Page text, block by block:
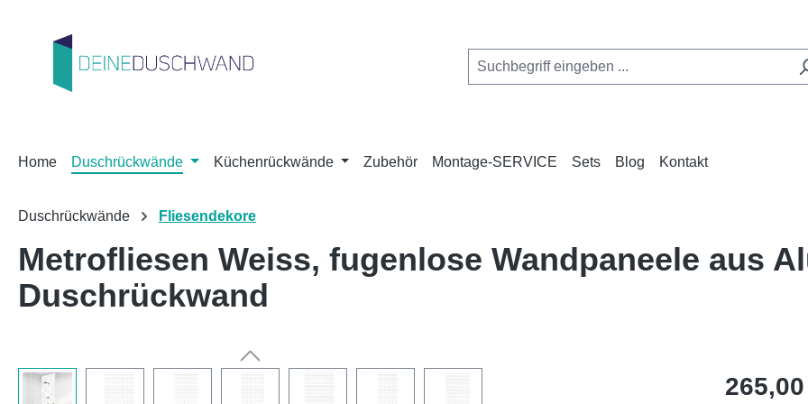
Home Duschrückwände Küchenrückwände Zubehör Montage-SERVICE Sets Blog Kontakt
Duschrückwände Fliesendekore
Metrofliesen Weiss, fugenlose Wandpaneele aus
Duschrückwand
Regulärer